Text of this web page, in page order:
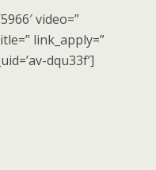
video=”
link_apply=”
dqu33f’]